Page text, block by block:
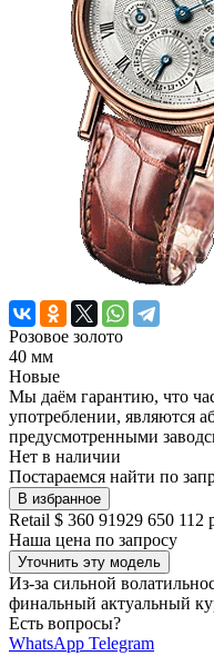
Розовое золото
40 мм
Новые
Мы даём гарантию, что
употреблении, являются
предусмотренными
Нет в наличии
Постараемся найти по
В избранное
Retail $ 360 91929 650 112
Наша цена по запросу
Уточнить эту модель
Из-за сильной
финальный актуальный
Есть вопросы?
WhatsApp Telegram